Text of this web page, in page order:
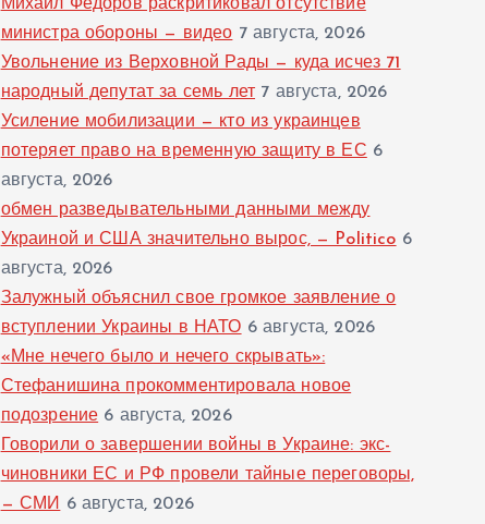
Михаил Федоров раскритиковал отсутствие
министра обороны — видео 7 августа, 2026
Увольнение из Верховной Рады — куда исчез 71
народный депутат за семь лет 7 августа, 2026
Усиление мобилизации — кто из украинцев
потеряет право на временную защиту в ЕС 6
августа, 2026
обмен разведывательными данными между
Украиной и США значительно вырос, — Politico 6
августа, 2026
Залужный объяснил свое громкое заявление о
вступлении Украины в НАТО 6 августа, 2026
«Мне нечего было и нечего скрывать»:
Стефанишина прокомментировала новое
подозрение 6 августа, 2026
Говорили о завершении войны в Украине: экс-
чиновники ЕС и РФ провели тайные переговоры,
— СМИ 6 августа, 2026